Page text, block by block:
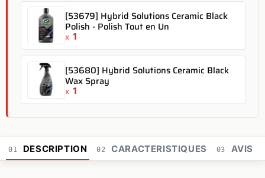
[53679] Hybrid Solutions Ceramic Black
Polish - Polish Tout en Un
x 1
[53680] Hybrid Solutions Ceramic Black
Wax Spray
x 1
01 DESCRIPTION 02 CARACTERISTIQUES 03 AVIS